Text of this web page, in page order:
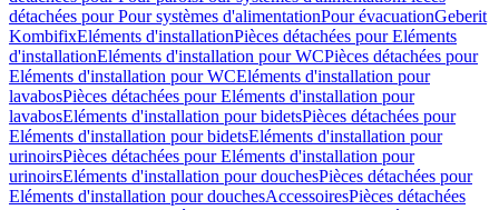
détachées pour Pour systèmes d'alimentationPour évacuationGeberit
KombifixEléments d'installationPièces détachées pour Eléments
d'installationEléments d'installation pour WCPièces détachées pour
Eléments d'installation pour WCEléments d'installation pour
lavabosPièces détachées pour Eléments d'installation pour
lavabosEléments d'installation pour bidetsPièces détachées pour
Eléments d'installation pour bidetsEléments d'installation pour
urinoirsPièces détachées pour Eléments d'installation pour
urinoirsEléments d'installation pour douchesPièces détachées pour
Eléments d'installation pour douchesAccessoiresPièces détachées